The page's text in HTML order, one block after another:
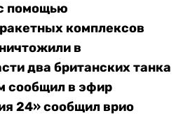
помощью
комплексов
в
два британских танка
сообщил в эфир
24» сообщил врио